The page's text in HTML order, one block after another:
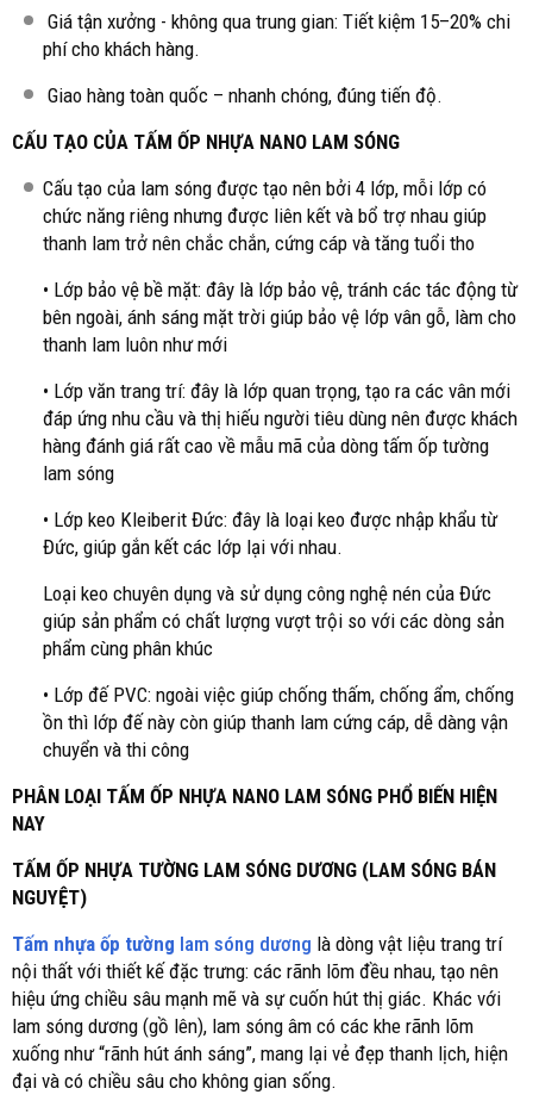
Giá tận xưởng - không qua trung gian: Tiết kiệm 15–20% chi
phí cho khách hàng.
Giao hàng toàn quốc – nhanh chóng, đúng tiến độ.
CẤU TẠO CỦA TẤM ỐP NHỰA NANO LAM SÓNG
Cấu tạo của lam sóng được tạo nên bởi 4 lớp, mỗi lớp có
chức năng riêng nhưng được liên kết và bổ trợ nhau giúp
thanh lam trở nên chắc chắn, cứng cáp và tăng tuổi tho
• Lớp bảo vệ bề mặt: đây là lớp bảo vệ, tránh các tác động từ
bên ngoài, ánh sáng mặt trời giúp bảo vệ lớp vân gỗ, làm cho
thanh lam luôn như mới
• Lớp văn trang trí: đây là lớp quan trọng, tạo ra các vân mới
đáp ứng nhu cầu và thị hiếu người tiêu dùng nên được khách
hàng đánh giá rất cao về mẫu mã của dòng tấm ốp tường
lam sóng
• Lớp keo Kleiberit Đức: đây là loại keo được nhập khẩu từ
Đức, giúp gắn kết các lớp lại với nhau.
Loại keo chuyên dụng và sử dụng công nghệ nén của Đức
giúp sản phẩm có chất lượng vượt trội so với các dòng sản
phẩm cùng phân khúc
• Lớp đế PVC: ngoài việc giúp chống thấm, chống ẩm, chống
ồn thì lớp đế này còn giúp thanh lam cứng cáp, dễ dàng vận
chuyển và thi công
PHÂN LOẠI TẤM ỐP NHỰA NANO LAM SÓNG PHỔ BIẾN HIỆN
NAY
TẤM ỐP NHỰA TƯỜNG LAM SÓNG DƯƠNG (LAM SÓNG BÁN
NGUYỆT)
Tấm nhựa ốp tường lam sóng dương là dòng vật liệu trang trí
nội thất với thiết kế đặc trưng: các rãnh lõm đều nhau, tạo nên
hiệu ứng chiều sâu mạnh mẽ và sự cuốn hút thị giác. Khác với
lam sóng dương (gồ lên), lam sóng âm có các khe rãnh lõm
xuống như “rãnh hút ánh sáng”, mang lại vẻ đẹp thanh lịch, hiện
đại và có chiều sâu cho không gian sống.